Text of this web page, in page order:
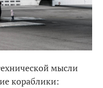
мысли
кораблики: